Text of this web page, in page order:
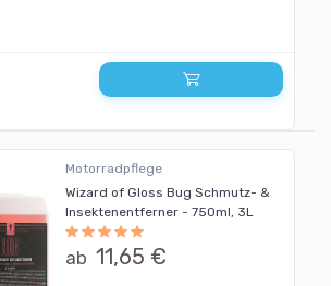
Motorradpflege
Wizard of Gloss Bug Schmutz- &
Insektenentferner - 750ml, 3L
ab 11,65 €